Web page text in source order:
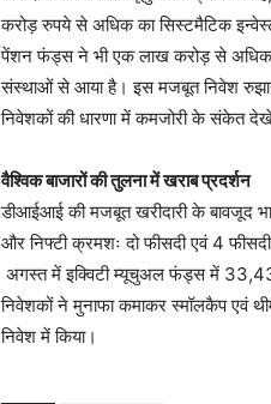
करोड़ रुपये से अधिक का सिस्टमैटिक
पेंशन फंड्स ने भी एक लाख करोड़ से अधिक
संस्थाओं से आया है। इस मजबूत निवेश रुझान
निवेशकों की धारणा में कमजोरी के संकेत
वैश्विक बाजारों की तुलना में खराब प्रदर्शन
डीआईआई की मजबूत खरीदारी के बावजूद
और निफ्टी क्रमशः दो फीसदी एवं 4 फीसदी
अगस्त में इक्विटी म्यूचुअल फंड्स में
निवेशकों ने मुनाफा कमाकर स्मॉलकैप एवं
निवेश में किया।